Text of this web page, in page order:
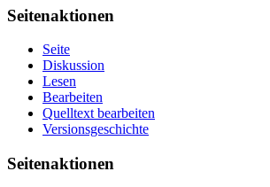
Seitenaktionen
Seite
Diskussion
Lesen
Bearbeiten
Quelltext bearbeiten
Versionsgeschichte
Seitenaktionen